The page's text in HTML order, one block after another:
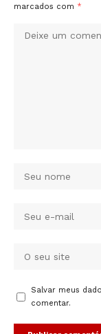
marcados com *
Salvar meus
comentar.